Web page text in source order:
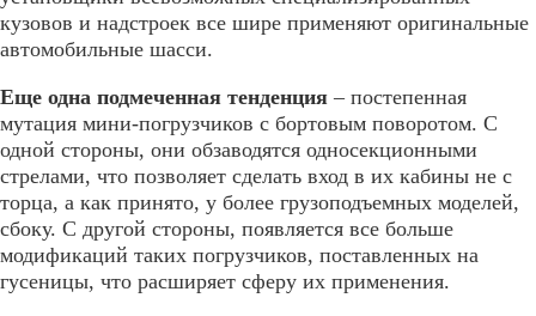
кузовов и надстроек все шире применяют оригинальные
автомобильные шасси.
Еще одна подмеченная тенденция – постепенная
мутация мини-погрузчиков с бортовым поворотом. С
одной стороны, они обзаводятся односекционными
стрелами, что позволяет сделать вход в их кабины не с
торца, а как принято, у более грузоподъемных моделей,
сбоку. С другой стороны, появляется все больше
модификаций таких погрузчиков, поставленных на
гусеницы, что расширяет сферу их применения.